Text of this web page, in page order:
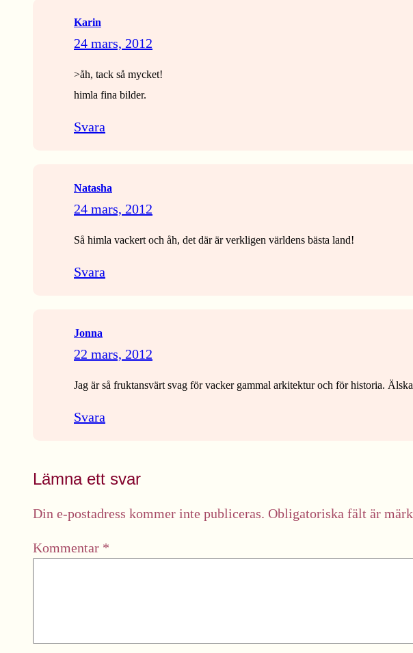
Karin
24 mars, 2012
>åh, tack så mycket!
himla fina bilder.
Svara
Natasha
24 mars, 2012
Så himla vackert och åh, det där är verkligen världens bästa land!
Svara
Jonna
22 mars, 2012
Jag är så fruktansvärt svag för vacker gammal arkitektur och för historia.
Svara
Lämna ett svar
Din e-postadress kommer inte publiceras. Obligatoriska fält är
Kommentar *